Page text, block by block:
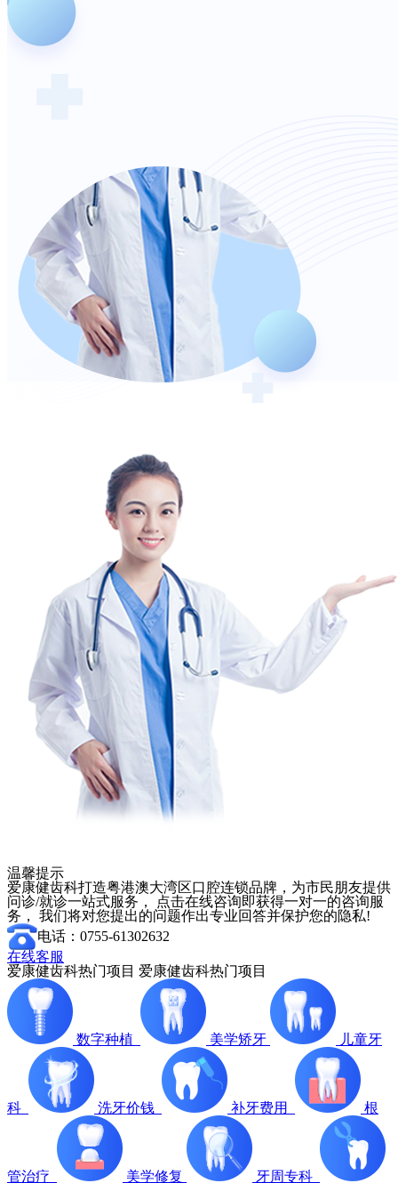
温馨提示
爱康健齿科打造粤港澳大湾区口腔连锁品牌，为市民朋友提供
问诊/就诊一站式服务， 点击在线咨询即获得一对一的咨询服
务， 我们将对您提出的问题作出专业回答并保护您的隐私!
电话：0755-61302632
在线客服
爱康健齿科热门项目 爱康健齿科热门项目
数字种植 美学矫牙 儿童牙
科 洗牙价钱 补牙费用 根
管治疗 美学修复 牙周专科